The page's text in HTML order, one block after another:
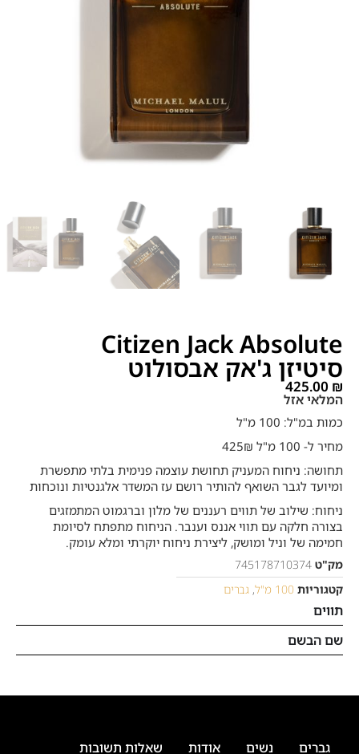
Citizen Jack Absolute
סיטיזן ג'אק אבסולוט
425.00 ₪
המלאי אזל
כמות במ"ל: 100 מ"ל
מחיר ל- 100 מ"ל 425₪
תחושה: ניחוח המעניק תחושת עוצמה פנימית בלתי מתפשרת
ומיועד לגבר השואף להותיר רושם עז המשדר אלגנטיות ונוכחות
ניחוח: שילוב של תווים רעננים של מלון וברגמוט המתמזגים
בצורה חלקה עם תווי אננס וענבר. הניחוח מתפתח לסיומת
חמימה של וניל ומושק, ליצירת ניחוח יוקרתי ומלא עומק.
מק"ט 745178710374
קטגוריות 100 מ"ל , גברים
תווים
שם הבשם
גברים נשים אודות שאלות תשובות